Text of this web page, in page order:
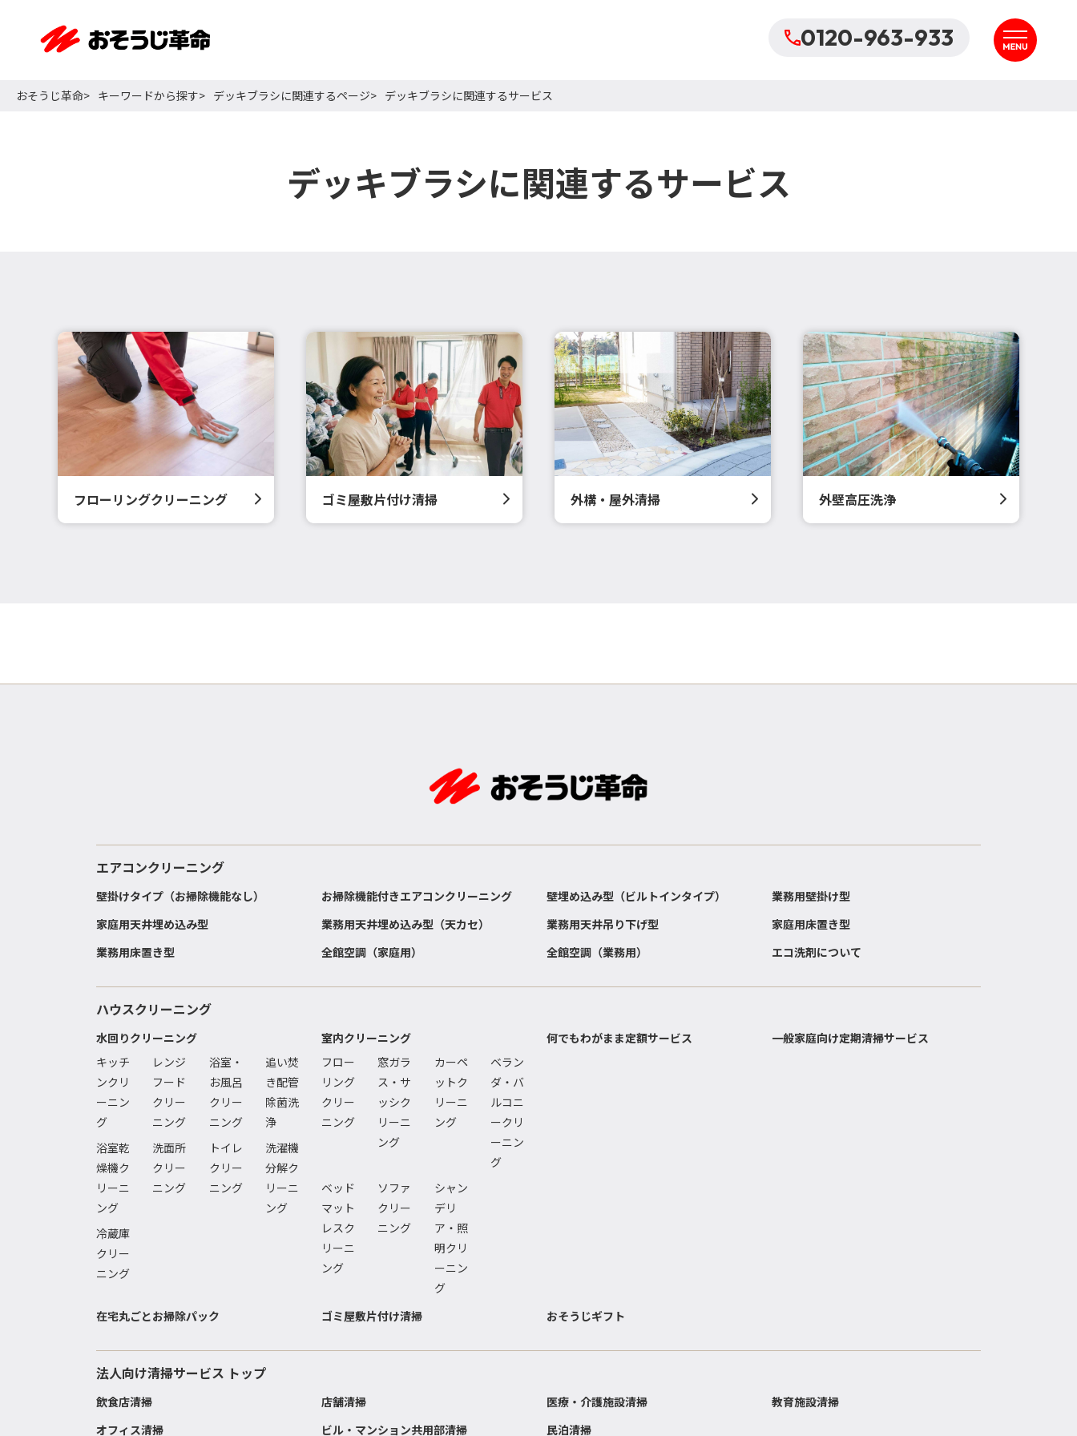
0120-963-933
おそうじ革命 キーワードから探す デッキブラシに関連するページ デッキブラシに関連するサービス
デッキブラシに関連するサービス
フローリングクリーニング ゴミ屋敷片付け清掃 外構・屋外清掃 外壁高圧洗浄
エアコンクリーニング
壁掛けタイプ（お掃除機能なし） お掃除機能付きエアコンクリーニング 壁埋め込み型（ビルトインタイプ）
業務用壁掛け型
家庭用天井埋め込み型
業務用天井埋め込み型（天カセ） 業務用天井吊り下げ型
家庭用床置き型
業務用床置き型
全館空調（家庭用） 全館空調（業務用） エコ洗剤について
ハウスクリーニング
水回りクリーニング
キッチ
ンクリ
ーニン
グ
レンジ
フード
クリー
ニング
浴室・
お風呂
クリー
ニング
追い焚
き配管
除菌洗
浄
浴室乾
燥機ク
リーニ
ング
洗面所
クリー
ニング
トイレ
クリー
ニング
洗濯機
分解ク
リーニ
ング
冷蔵庫
クリー
ニング
室内クリーニング
フロー
リング
クリー
ニング
窓ガラ
ス・サ
ッシク
リーニ
ング
カーペ
ットク
リーニ
ング
ベラン
ダ・バ
ルコニ
ークリ
ーニン
グ
ベッド
マット
レスク
リーニ
ング
ソファ
クリー
ニング
シャン
デリ
ア・照
明クリ
ーニン
グ
何でもわがまま定額サービス 一般家庭向け定期清掃サービス
在宅丸ごとお掃除パック ゴミ屋敷片付け清掃 おそうじギフト
法人向け清掃サービス トップ
飲食店清掃 店舗清掃 医療・介護施設清掃
教育施設清掃
オフィス清掃
ビル・マンション共用部清掃 民泊清掃